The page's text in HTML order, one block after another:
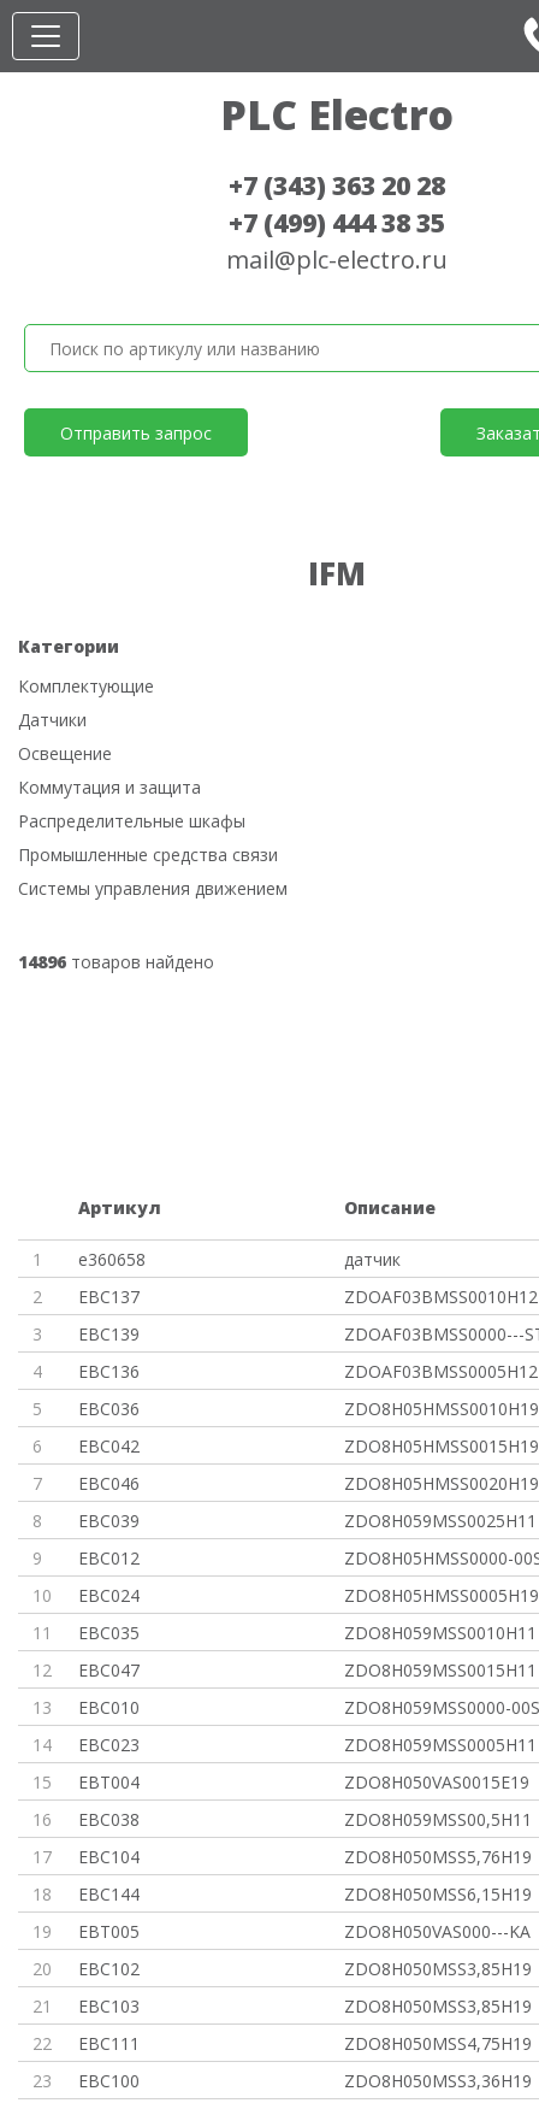
PLC Electro
+7 (343) 363 20 28
+7 (499) 444 38 35
mail@plc-electro.ru
Отправить запрос
IFM
Категории
Комплектующие
Датчики
Освещение
Коммутация и защита
Распределительные шкафы
Промышленные средства связи
Системы управления движением
14896 товаров найдено
Артикул Описание
1 e360658
датчик
2
EBC137
ZDOAF03BMSS0010H12
3
EBC139
ZDOAF03BMSS0000---
4
EBC136
ZDOAF03BMSS0005H12
5
EBC036
ZDO8H05HMSS0010H19
6
EBC042
ZDO8H05HMSS0015H19
7
EBC046
ZDO8H05HMSS0020H19
8
EBC039
ZDO8H059MSS0025H11
9
EBC012
ZDO8H05HMSS0000-
10
EBC024
ZDO8H05HMSS0005H19
11
EBC035
ZDO8H059MSS0010H11
12
EBC047
ZDO8H059MSS0015H11
13
EBC010
ZDO8H059MSS0000-
14
EBC023
ZDO8H059MSS0005H11
15
EBT004
ZDO8H050VAS0015E19
16
EBC038
ZDO8H059MSS00,5H11
17
EBC104
ZDO8H050MSS5,76H19
18
EBC144
ZDO8H050MSS6,15H19
19
EBT005
ZDO8H050VAS000---KA
20
EBC102
ZDO8H050MSS3,85H19
21
EBC103
ZDO8H050MSS3,85H19
22
EBC111
ZDO8H050MSS4,75H19
23
EBC100
ZDO8H050MSS3,36H19